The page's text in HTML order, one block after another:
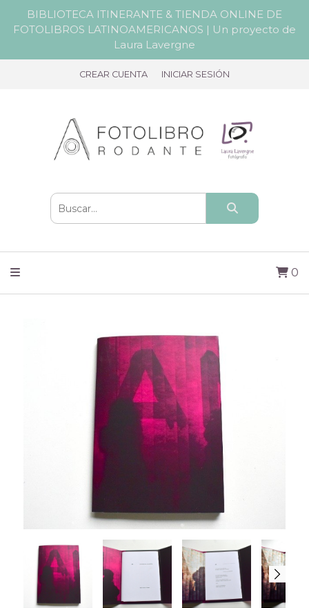
BIBLIOTECA ITINERANTE & TIENDA ONLINE DE
FOTOLIBROS LATINOAMERICANOS | Un proyecto de
Laura Lavergne
CREAR CUENTA INICIAR SESIÓN
0